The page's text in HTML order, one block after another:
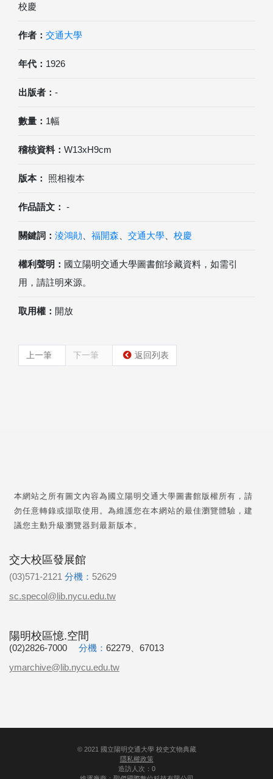
校慶
作者： 交通大學
年代： 1926
出版者： -
數量： 1幅
稽核資料： W13xH9cm
版本： 照相複本
作品語文： -
關鍵詞： 淩鴻勛 福開森 交通大學 校慶
權利聲明： 國立陽明交通大學圖書館珍藏資料，如需引
用，請註明來源。
取用權： 開放
上一筆 下一筆 返回列表
本網站之所有圖文內容為國立陽明交通大學圖書館版權所有，請
勿任意轉錄或擷取使用。為維護您在本網站的最佳瀏覽體驗，建
議您主動升級瀏覽器到最新版本。
交大校區發展館
(03)571-2121 分機： 52629
sc.specol@lib.nycu.edu.tw
陽明校區憶.空間
(02)2826-7000 分機： 62279、67013
ymarchive@lib.nycu.edu.tw
© 2021
國立陽明交通大學 校史文物典藏
隱私權政策
造訪人次：0